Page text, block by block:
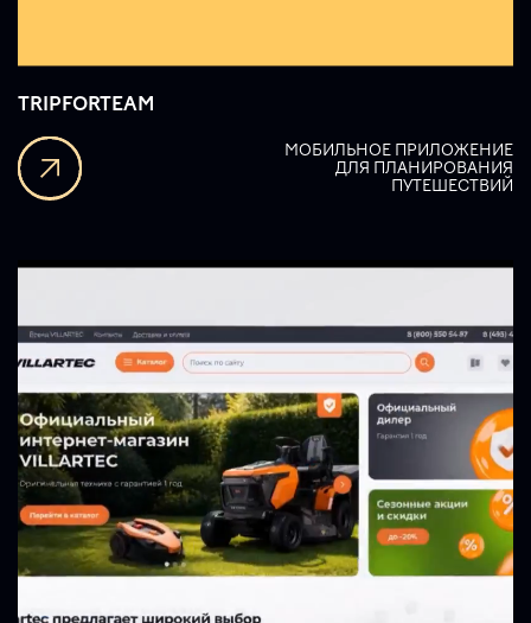
TRIPFORTEAM
МОБИЛЬНОЕ ПРИЛОЖЕНИЕ
ДЛЯ ПЛАНИРОВАНИЯ
ПУТЕШЕСТВИЙ